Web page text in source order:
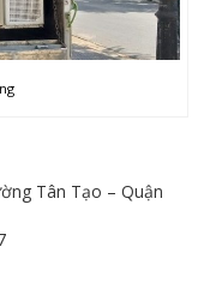
Tân Tạo – Quận